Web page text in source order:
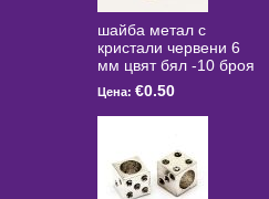
шайба метал с
кристали червени 6
мм цвят бял -10 броя
Цена: €0.50